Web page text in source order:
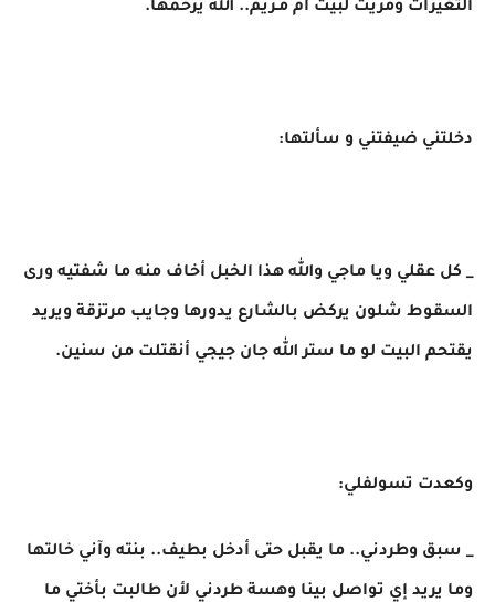
التغيرات ومريت لبيت أم مـريم.. الله يرحمها.
دخلتني ضيفتني و سألتها:
_ كل عقلي ويا ماجي والله هذا الخبل أخاف منه ما شفتيه ورى
السقوط شلون يركض بالشارع يدورها وجايب مرتزقة ويريد
يقتحم البيت لو ما ستر الله جان جيجي أنقتلت من سنين.
وكعدت تسولفلي:
_ سبق وطردني.. ما يقبل حتى أدخل بطيف.. بنته وآني خالتها
وما يريد إي تواصل بينا وهسة طردني لأن طالبت بأختي ما